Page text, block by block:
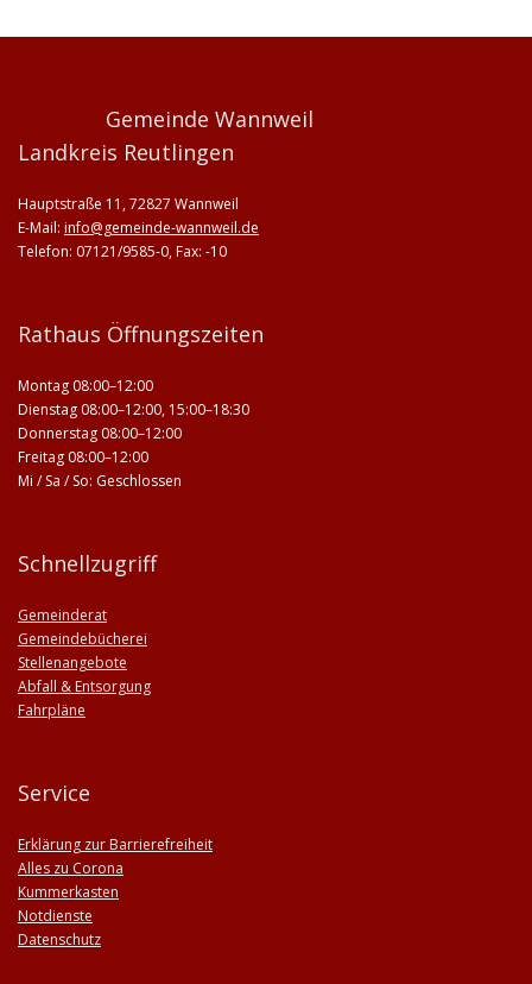
Gemeinde Wannweil
Landkreis Reutlingen
Hauptstraße 11, 72827 Wannweil
E-Mail: info@gemeinde-wannweil.de
Telefon: 07121/9585-0, Fax: -10
Rathaus Öffnungszeiten
Montag 08:00–12:00
Dienstag 08:00–12:00, 15:00–18:30
Donnerstag 08:00–12:00
Freitag 08:00–12:00
Mi / Sa / So: Geschlossen
Schnellzugriff
Gemeinderat
Gemeindebücherei
Stellenangebote
Abfall & Entsorgung
Fahrpläne
Service
Erklärung zur Barrierefreiheit
Alles zu Corona
Kummerkasten
Notdienste
Datenschutz